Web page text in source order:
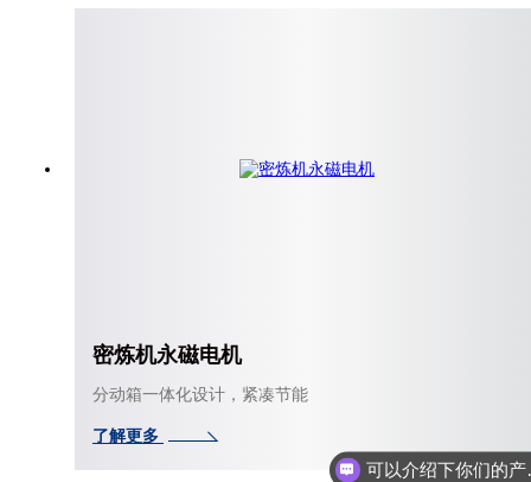
密炼机永磁电机
分动箱一体化设计，紧凑节能
了解更多
可